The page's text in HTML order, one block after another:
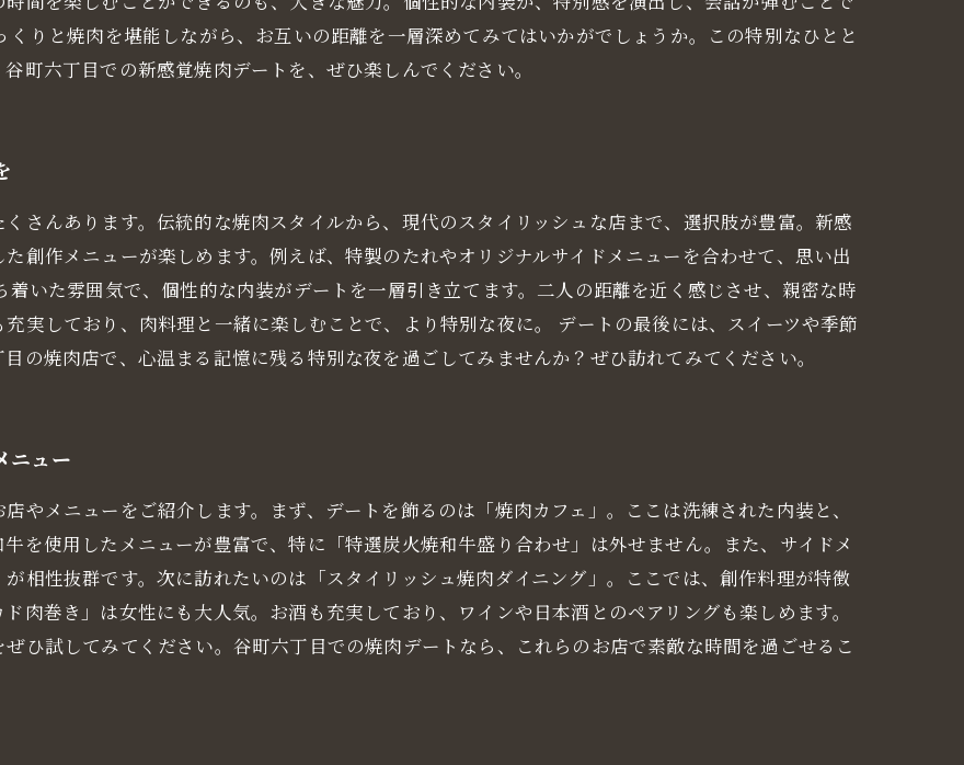
りと焼肉を堪能しながら、お互いの距離を一層深めてみてはいかがでしょうか。この特別なひとと
町六丁目での新感覚焼肉デートを、ぜひ楽しんでください。
さんあります。伝統的な焼肉スタイルから、現代のスタイリッシュな店まで、選択肢が豊富。新感
創作メニューが楽しめます。例えば、特製のたれやオリジナルサイドメニューを合わせて、思い出
いた雰囲気で、個性的な内装がデートを一層引き立てます。二人の距離を近く感じさせ、親密な時
実しており、肉料理と一緒に楽しむことで、より特別な夜に。 デートの最後には、スイーツや季節
の焼肉店で、心温まる記憶に残る特別な夜を過ごしてみませんか？ぜひ訪れてみてください。
ニュー
やメニューをご紹介します。まず、デートを飾るのは「焼肉カフェ」。ここは洗練された内装と、
を使用したメニューが豊富で、特に「特選炭火焼和牛盛り合わせ」は外せません。また、サイドメ
相性抜群です。次に訪れたいのは「スタイリッシュ焼肉ダイニング」。ここでは、創作料理が特徴
肉巻き」は女性にも大人気。お酒も充実しており、ワインや日本酒とのペアリングも楽しめます。
ひ試してみてください。谷町六丁目での焼肉デートなら、これらのお店で素敵な時間を過ごせるこ